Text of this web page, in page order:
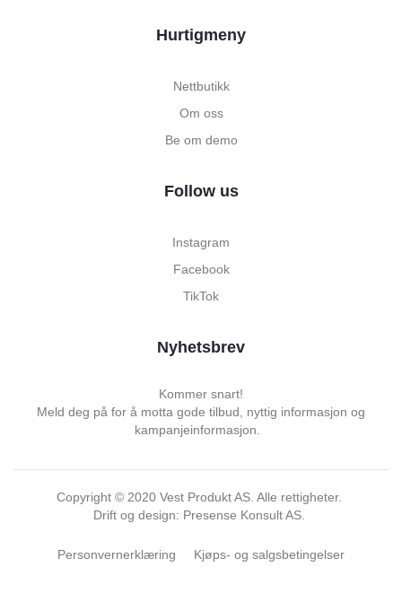
Hurtigmeny
Nettbutikk
Om oss
Be om demo
Follow us
Instagram
Facebook
TikTok
Nyhetsbrev
Kommer snart!
Meld deg på for å motta gode tilbud, nyttig informasjon og
kampanjeinformasjon.
Copyright © 2020 Vest Produkt AS. Alle rettigheter.
Drift og design: Presense Konsult AS.
Personvernerklæring Kjøps- og salgsbetingelser